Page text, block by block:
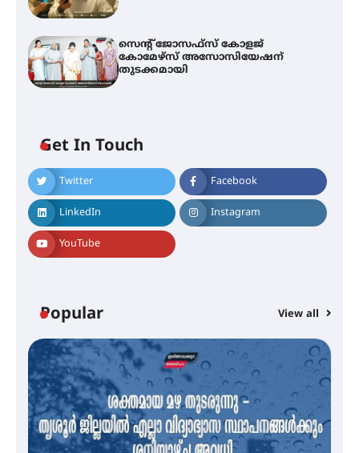
സെന്റ് ജോസഫ്സ് കോളജ്
കോമേഴ്‌സ് അസോസിയേഷന്
തുടക്കമായി
Get In Touch
Twitter Facebook
LinkedIn Instagram
YouTube
Popular View all
എം.ജി. യൂണിവേഴ്‌സിറ്റിയിൽ നിന്ന്
ഇംഗ്ളീഷ് സാഹിത്യത്തിൽ
ഡോക്ടറേറ്റ് നേടിയ എൻ. ആര്യ
വെള്ളിയാഴ്ച സ്‌ക്രീൻ ചെയ്യുന്നു
സെന്റ് ജോസഫ്സ് കോളജ്
കോമേഴ്‌സ് അസോസിയേഷന്
തുടക്കമായി